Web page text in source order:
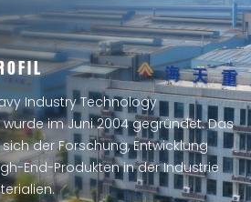
Industry Technology
im Juni 2004 gegründet. Das
der Forschung, Entwicklung
End-Produkten in der Industrie